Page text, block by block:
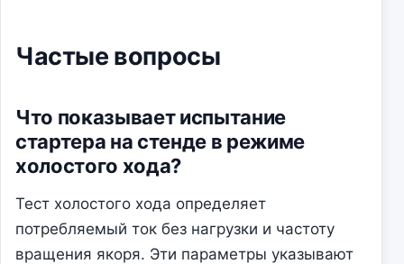
Частые вопросы
Что показывает испытание
стартера на стенде в режиме
холостого хода?
Тест холостого хода определяет
потребляемый ток без нагрузки и частоту
вращения якоря. Эти параметры указывают